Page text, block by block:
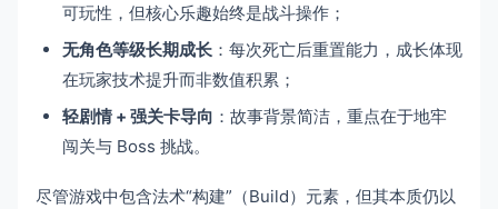
可玩性，但核心乐趣始终是战斗操作；
无角色等级长期成长 ：每次死亡后重置能力，成长体现
在玩家技术提升而非数值积累；
轻剧情 + 强关卡导向 ：故事背景简洁，重点在于地牢
闯关与 Boss 挑战。
尽管游戏中包含法术“构建”（Build）元素，但其本质仍以